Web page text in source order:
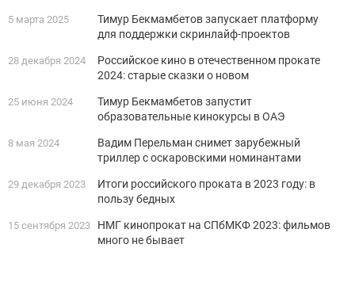
5 марта 2025
Тимур Бекмамбетов запускает платформу
для поддержки скринлайф-проектов
28 декабря 2024
Российское кино в отечественном прокате
2024: старые сказки о новом
25 июня 2024
Тимур Бекмамбетов запустит
образовательные кинокурсы в ОАЭ
8 мая 2024
Вадим Перельман снимет зарубежный
триллер с оскаровскими номинантами
29 декабря 2023
Итоги российского проката в 2023 году: в
пользу бедных
15 сентября 2023
НМГ кинопрокат на СПбМКФ 2023: фильмов
много не бывает